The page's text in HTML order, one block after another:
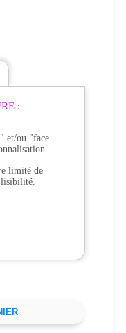
:
et/ou "face
limité de
lisibilité.